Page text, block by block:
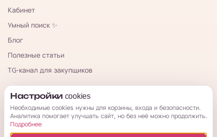
Кабинет
Умный поиск ✨
Блог
Полезные статьи
TG-канал для закупщиков
КорОпт
Настройки cookies
Необходимые cookies нужны для корзины, входа и безопасности.
Аналитика помогает улучшать сайт, но без неё можно продолжить.
Подробнее